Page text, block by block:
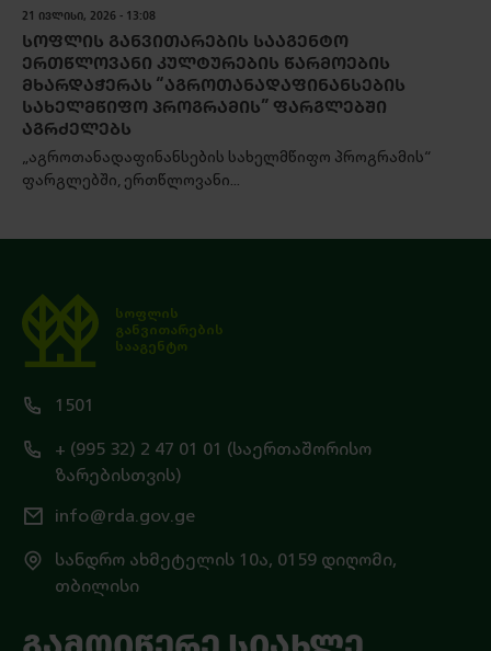
21 ᲘᲕᲚᲘᲡᲘ, 2026 - 13:08
ᲡᲝᲤᲚᲘᲡ ᲒᲐᲜᲕᲘᲗᲐᲠᲔᲑᲘᲡ ᲡᲐᲐᲒᲔᲜᲢᲝ
ᲔᲠᲗᲬᲚᲝᲕᲐᲜᲘ ᲙᲣᲚᲢᲣᲠᲔᲑᲘᲡ ᲬᲐᲠᲛᲝᲔᲑᲘᲡ
ᲛᲮᲐᲠᲓᲐᲭᲔᲠᲐᲡ “ᲐᲒᲠᲝᲗᲐᲜᲐᲓᲐᲤᲘᲜᲐᲜᲡᲔᲑᲘᲡ
ᲡᲐᲮᲔᲚᲛᲬᲘᲤᲝ ᲞᲠᲝᲒᲠᲐᲛᲘᲡ” ᲤᲐᲠᲒᲚᲔᲑᲨᲘ
ᲐᲒᲠᲫᲔᲚᲔᲑᲡ
„აგროთანადაფინანსების სახელმწიფო პროგრამის“
ფარგლებში, ერთწლოვანი...
სოფლის
განვითარების
სააგენტო
1501
+ (995 32) 2 47 01 01 (საერთაშორისო
ზარებისთვის)
info@rda.gov.ge
სანდრო ახმეტელის 10ა, 0159 დიღომი,
თბილისი